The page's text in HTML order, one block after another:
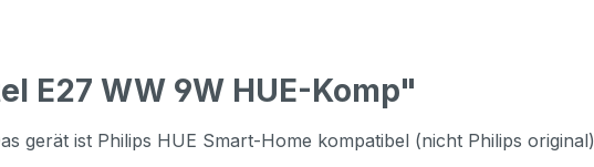
E27 WW 9W HUE-Komp"
gerät ist Philips HUE Smart-Home kompatibel (nicht Philips original)